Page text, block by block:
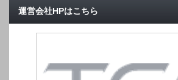
運営会社HPはこちら